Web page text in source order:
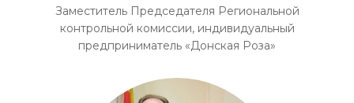
Заместитель Председателя Региональной
контрольной комиссии, индивидуальный
предприниматель «Донская Роза»